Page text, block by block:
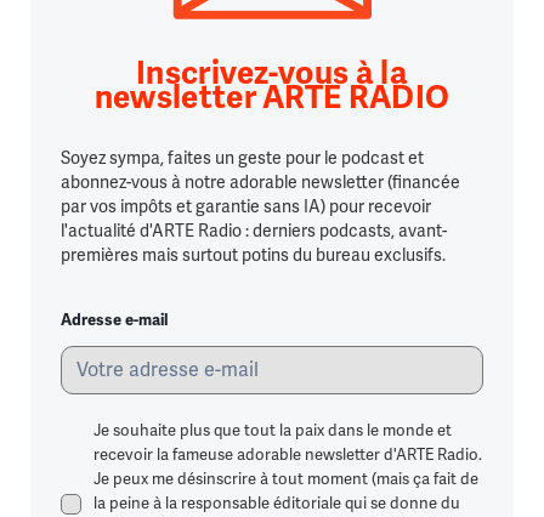
Inscrivez-vous à la
newsletter ARTE RADIO
Soyez sympa, faites un geste pour le podcast et
abonnez-vous à notre adorable newsletter (financée
par vos impôts et garantie sans IA) pour recevoir
l'actualité d'ARTE Radio : derniers podcasts, avant-
premières mais surtout potins du bureau exclusifs.
Adresse e-mail
Je souhaite plus que tout la paix dans le monde et
recevoir la fameuse adorable newsletter d'ARTE Radio.
Je peux me désinscrire à tout moment (mais ça fait de
la peine à la responsable éditoriale qui se donne du